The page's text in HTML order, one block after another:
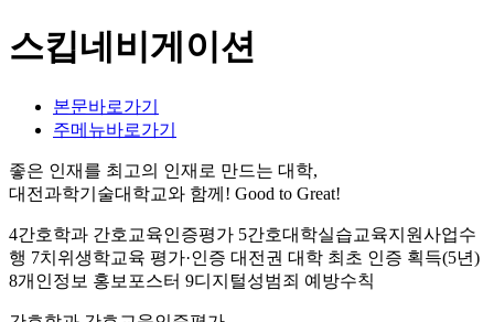
스킵네비게이션
본문바로가기
주메뉴바로가기
좋은 인재를 최고의 인재로 만드는 대학,
대전과학기술대학교와 함께! Good to Great!
4간호학과 간호교육인증평가 5간호대학실습교육지원사업수
행 7치위생학교육 평가·인증 대전권 대학 최초 인증 획득(5년)
8개인정보 홍보포스터 9디지털성범죄 예방수칙